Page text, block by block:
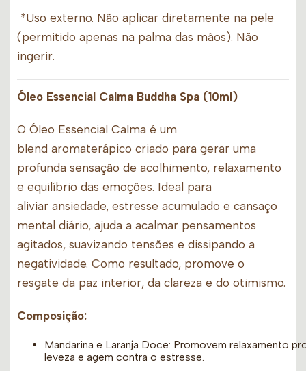
*Uso externo. Não aplicar diretamente na pele
(permitido apenas na palma das mãos). Não
ingerir.
Óleo Essencial Calma Buddha Spa (10ml)
O Óleo Essencial Calma é um
blend aromaterápico criado para gerar uma
profunda sensação de acolhimento, relaxamento
e equilíbrio das emoções. Ideal para
aliviar ansiedade, estresse acumulado e cansaço
mental diário, ajuda a acalmar pensamentos
agitados, suavizando tensões e dissipando a
negatividade. Como resultado, promove o
resgate da paz interior, da clareza e do otimismo.
Composição:
Mandarina e Laranja Doce: Promovem relaxamento
leveza e agem contra o estresse.